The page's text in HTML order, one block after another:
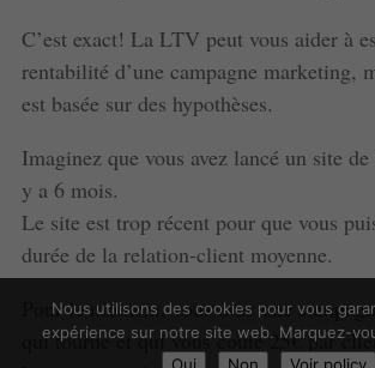
C’est exact! La LTV peut vous aider à
rentabilité d’une campagne marketing,
est basée sur des hypothèses.
Imaginez que vous avez lancé un site
y a 6 mois.
Le site est trop récent pour que vous
durée de la relation-client moyenne.
Pour le moment, vous avez une
qui tourne et qui vous coûte 25€ par
Nous utilisons des cookies pour vous
expérience sur notre site web. Marquez-